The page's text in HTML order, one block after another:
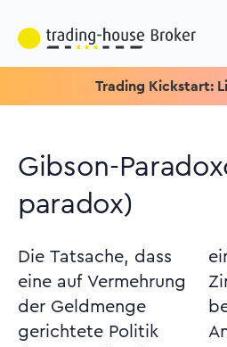
Trading Kickstart: Live
Gibson-
paradox)
Die Tatsache, dass
eine auf Vermehrung
der Geldmenge
gerichtete Politik
einer Senkung der
Zinsen führen. Aber
bei erfolgreicher
Ankurbelung der